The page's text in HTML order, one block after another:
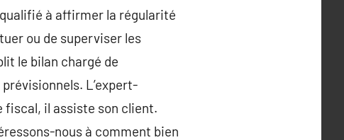
à affirmer la régularité
ou de superviser les
le bilan chargé de
L’expert-
fiscal, il assiste son client.
nous à comment bien